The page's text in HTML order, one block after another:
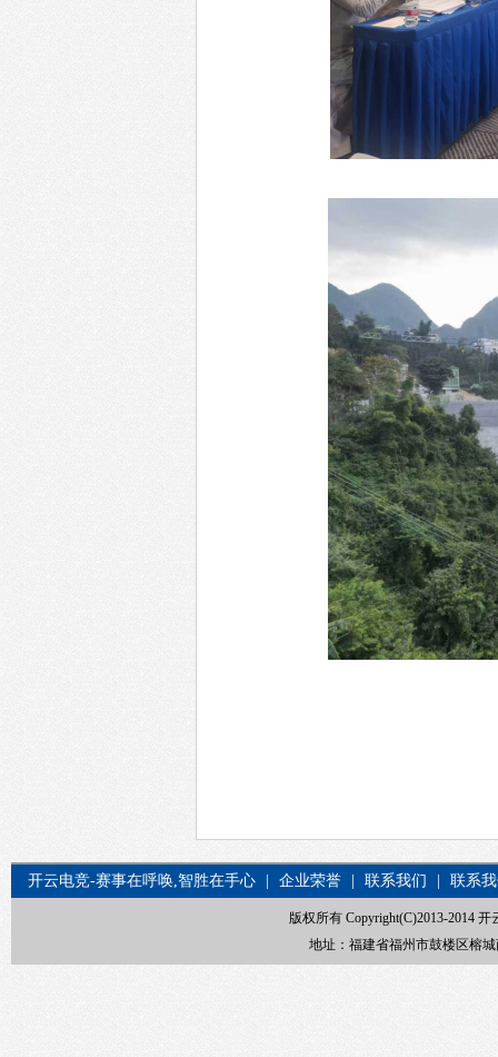
开云电竞-赛事在呼唤,智胜在手心 企业荣誉 联系我们 联系
版权所有 Copyright(C)2013-2014
地址：福建省福州市鼓楼区榕城